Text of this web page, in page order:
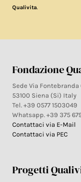
Qualivita.
Fondazione
Sede Via Fontebranda
53100 Siena (Si) Italy
Tel. +39 0577 1503049
Whatsapp. +39 375
Contattaci via E-Mail
Contattaci via PEC
Progetti